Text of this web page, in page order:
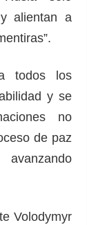
alientan a
todos los
y se
no
de paz
Volodymyr